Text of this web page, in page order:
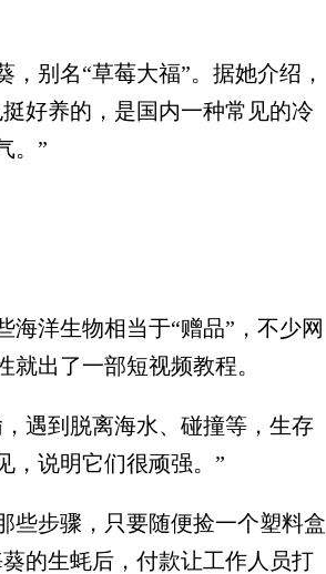
别名“草莓大福”。据她介绍，
好养的，是国内一种常见的冷
。”
洋生物相当于“赠品”，不少网
出了一部短视频教程。
遇到脱离海水、碰撞等，生存
，说明它们很顽强。”
步骤，只要随便捡一个塑料盒
的生蚝后，付款让工作人员打